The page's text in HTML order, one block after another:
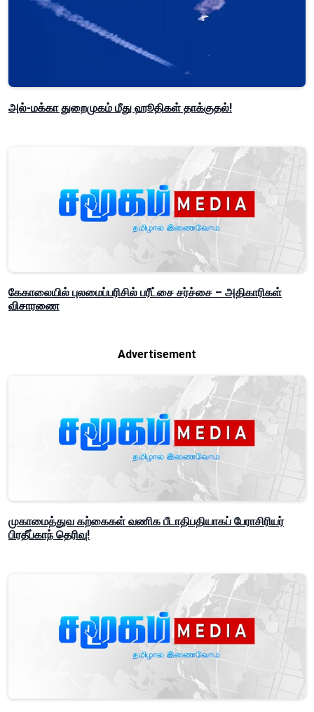
அல்-மக்கா துறைமுகம் மீது ஹூதிகள் தாக்குதல்!
கேகாலையில் புலமைப்பரிசில் பரீட்சை சர்ச்சை – அதிகாரிகள்
விசாரணை
Advertisement
முகாமைத்துவ கற்கைகள் வணிக பீடாதிபதியாகப் பேராசிரியர்
பிரதீப்காந் தெரிவு!